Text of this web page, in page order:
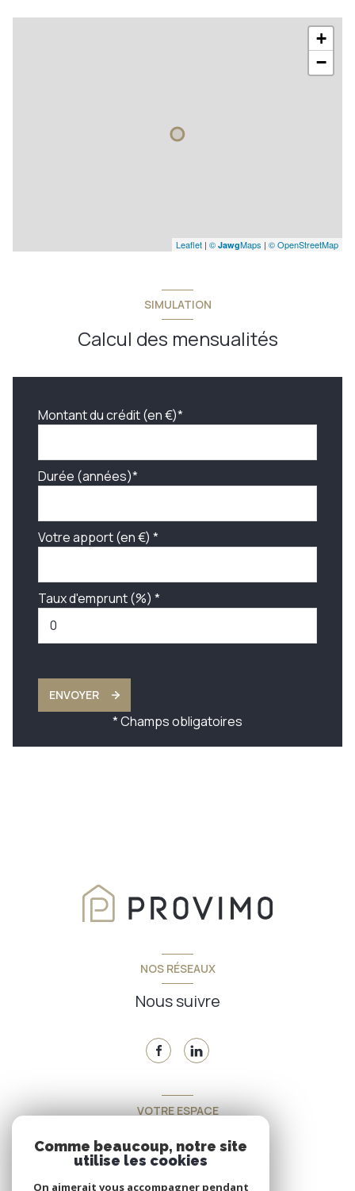
+
−
Leaflet | © JawgMaps | © OpenStreetMap
SIMULATION
Calcul des mensualités
Montant du crédit (en €)*
Durée (années)*
Votre apport (en €) *
Taux d'emprunt (%) *
ENVOYER
* Champs obligatoires
NOS RÉSEAUX
Nous suivre
VOTRE ESPACE
Espace propriétaire
Comme beaucoup, notre site
utilise les cookies
On aimerait vous accompagner pendant